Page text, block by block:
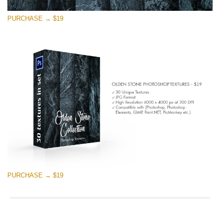
Descarga gratis
PURCHASE → $19
PURCHASE → $19